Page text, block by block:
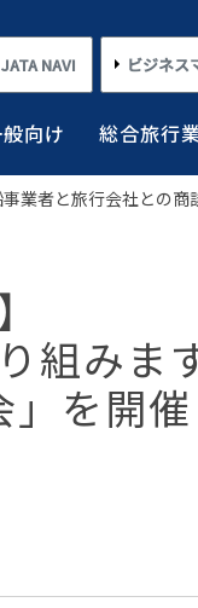
JATA NAVI ビジネス
行者に対する旅行
することを目的と
するための業務を
、コンプライアン
を掲載しています。
向け
回避するための「
せを掲載しておりま
対する基本
総合旅行
旅行業務取扱管理
する業務を行わせ
とめた旅行のト
業者と旅行会社との
組みま
」を開